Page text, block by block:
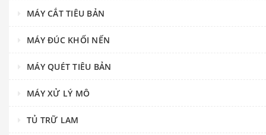
MÁY CẮT TIÊU BẢN
MÁY ĐÚC KHỐI NẾN
MÁY QUÉT TIÊU BẢN
MÁY XỬ LÝ MÔ
TỦ TRỮ LAM